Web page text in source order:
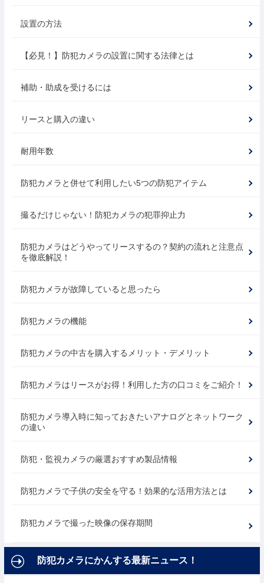
設置の方法
【必見！】防犯カメラの設置に関する法律とは
補助・助成を受けるには
リースと購入の違い
耐用年数
防犯カメラと併せて利用したい5つの防犯アイテム
撮るだけじゃない！防犯カメラの犯罪抑止力
防犯カメラはどうやってリースするの？契約の流れと注意点
を徹底解説！
防犯カメラが故障していると思ったら
防犯カメラの機能
防犯カメラの中古を購入するメリット・デメリット
防犯カメラはリースがお得！利用した方の口コミをご紹介！
防犯カメラ導入時に知っておきたいアナログとネットワーク
の違い
防犯・監視カメラの厳選おすすめ製品情報
防犯カメラで子供の安全を守る！効果的な活用方法とは
防犯カメラで撮った映像の保存期間
防犯カメラにかんする最新ニュース！